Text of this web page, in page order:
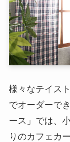
様々なテイス
でオーダーで
ース」では、
りのカフェカ